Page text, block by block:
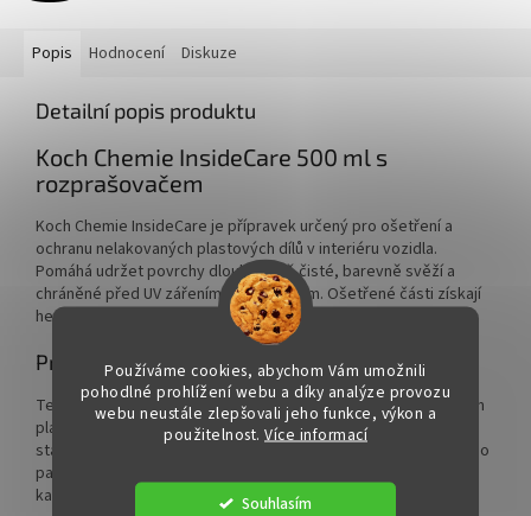
Používáme cookies, abychom Vám umožnili
pohodlné prohlížení webu a díky analýze provozu
webu neustále zlepšovali jeho funkce, výkon a
použitelnost. Více informací
Souhlasím
Popis Hodnocení Diskuze
Detailní popis produktu
Koch Chemie InsideCare 500 ml s
rozprašovačem
Koch Chemie InsideCare je přípravek určený pro ošetření a
ochranu nelakovaných plastových dílů v interiéru vozidla.
Pomáhá udržet povrchy dlouhodobě čisté, barevně svěží a
chráněné před UV zářením i vyblednutím. Ošetřené části získají
hedvábně matný vzhled a přirozeně zvýrazněnou barvu.
Pro koho je
Tento přípravek je vhodný pro každého, kdo chce interiérovým
plastům vrátit upravený vzhled a zároveň je chránit před
stárnutím a běžným znečištěním. Hodí se pro pravidelnou péči o
palubní desku, obložení a další nelakované plastové části v
kabině vozidla.